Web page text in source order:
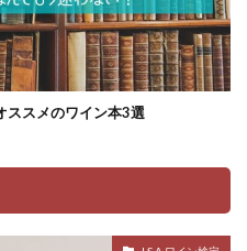
ススメのワイン本3選